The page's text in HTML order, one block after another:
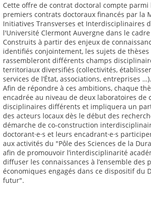
Cette offre de contrat doctoral compte parmi
premiers contrats doctoraux financés par la
Initiatives Transverses et Interdisciplinaires
l'Université Clermont Auvergne dans le
Construits à partir des enjeux de
identifiés conjointement, les sujets de
rassembleront différents champs
territoriaux diversifiés (collectivités,
services de l’État, associations, entreprises …).
Afin de répondre à ces ambitions, chaque
encadrée au niveau de deux laboratoires de
disciplinaires différents et impliquera un
des acteurs locaux dès le début des
démarche de co-construction
doctorant·e·s et leurs encadrant·e·s
aux activités du "Pôle des Sciences de la
afin de promouvoir l’interdisciplinarité
diffuser les connaissances à l’ensemble des
économiques engagés dans ce dispositif du
futur".